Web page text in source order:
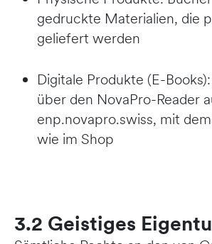
gedruckte Materialien, die
geliefert werden
Digitale Produkte (E-
über den NovaPro-Reader
enp.novapro.swiss, mit
wie im Shop
3.2 Geistiges